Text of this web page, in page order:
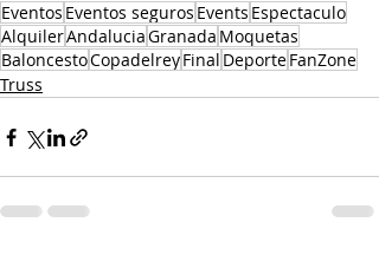
Eventos Eventos seguros Events Espectaculo
AlquilerAndaluciaGranada Moquetas
BaloncestoCopadelreyFinal DeporteFanZone
Truss